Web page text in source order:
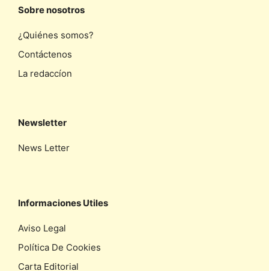
Sobre nosotros
¿Quiénes somos?
Contáctenos
La redaccíon
Newsletter
News Letter
Informaciones Utiles
Aviso Legal
Política De Cookies
Carta Editorial